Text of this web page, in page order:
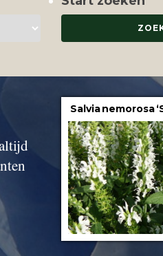
Salvia nemorosa